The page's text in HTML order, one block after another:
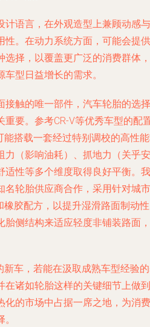
计语言，在外观造型上兼顾动感与
性。在动力系统方面，可能会提供
选择，以覆盖更广泛的消费群体，
型日益增长的需求。
触的唯一部件， 汽车轮胎的选择
要。参考CR-V等优秀车型的配
能搭载一套经过特别调校的高性
力（影响油耗）、抓地力（关乎安
适性等多个维度取得良好平衡。我
名轮胎供应商合作，采用针对城市
胶配方，以提升湿滑路面制动性
胎侧结构来适应轻度非铺装路面，
新车，若能在汲取成熟车型经验
在诸如轮胎这样的关键细节上做到
化的市场中占据一席之地，为消费